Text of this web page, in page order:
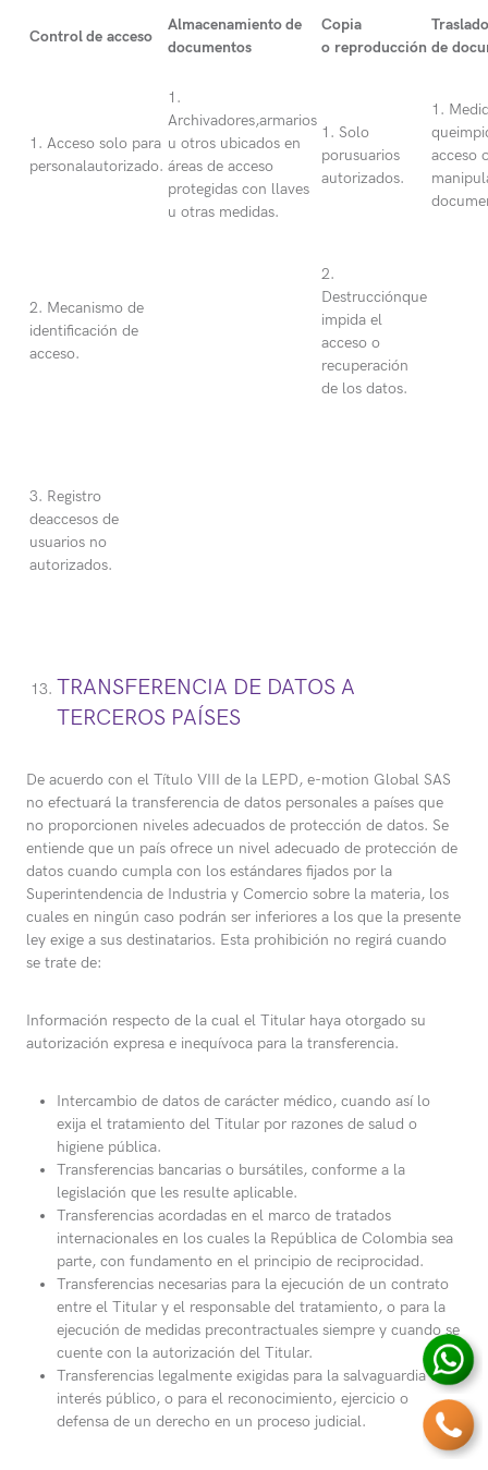
Control de acceso
Almacenamiento de
documentos
Copia
o reproducción
Traslado
de
1. Acceso solo para
personalautorizado.
1.
Archivadores,armarios
u otros ubicados en
áreas de acceso
protegidas con llaves
u otras medidas.
1. Solo
porusuarios
autorizados.
1.
acceso
2. Mecanismo de
identificación de
acceso.
2.
Destrucciónque
impida el
acceso o
recuperación
de los datos.
3. Registro
deaccesos de
usuarios no
autorizados.
TRANSFERENCIA DE DATOS A
TERCEROS PAÍSES
De acuerdo con el Título VIII de la LEPD, e-motion Global SAS
no efectuará la transferencia de datos personales a países que
no proporcionen niveles adecuados de protección de datos. Se
entiende que un país ofrece un nivel adecuado de protección de
datos cuando cumpla con los estándares fijados por la
Superintendencia de Industria y Comercio sobre la materia, los
cuales en ningún caso podrán ser inferiores a los que la presente
ley exige a sus destinatarios. Esta prohibición no regirá cuando
se trate de:
Información respecto de la cual el Titular haya otorgado su
autorización expresa e inequívoca para la transferencia.
Intercambio de datos de carácter médico, cuando así lo
exija el tratamiento del Titular por razones de salud o
higiene pública.
Transferencias bancarias o bursátiles, conforme a la
legislación que les resulte aplicable.
Transferencias acordadas en el marco de tratados
internacionales en los cuales la República de Colombia sea
parte, con fundamento en el principio de reciprocidad.
Transferencias necesarias para la ejecución de un contrato
entre el Titular y el responsable del tratamiento, o para la
ejecución de medidas precontractuales siempre y cuando se
cuente con la autorización del Titular.
Transferencias legalmente exigidas para la salvaguardia del
interés público, o para el reconocimiento, ejercicio o
defensa de un derecho en un proceso judicial.